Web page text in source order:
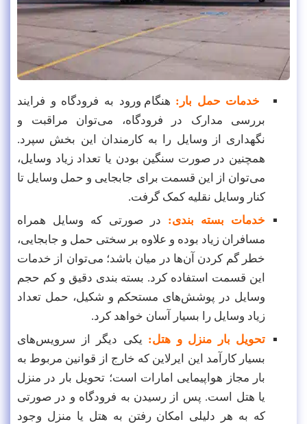
خدمات حمل بار: هنگام ورود به فرودگاه و فرایند
بررسی مدارک در فرودگاه، می‌توان مراقبت و
نگهداری از وسایل را به کارمندان این بخش سپرد.
همچنین در صورت سنگین بودن یا تعداد زیاد وسایل،
می‌توان از این قسمت برای جابجایی و حمل وسایل تا
کنار وسایل نقلیه کمک گرفت.
خدمات بسته بندی:
در صورتی که وسایل همراه
مسافران زیاد بوده و علاوه بر سختی حمل و جابجایی،
خطر گم کردن آن‌ها در میان باشد؛ می‌توان از خدمات
این قسمت استفاده کرد. بسته بندی دقیق و کم حجم
وسایل در پوشش‌های مستحکم و شکیل، حمل تعداد
زیاد وسایل را بسیار آسان خواهد کرد.
تحویل بار منزل و هتل: یکی دیگر از سرویس‌های
بسیار کارآمد این ایرلاین که خارج از قوانین مربوط به
بار مجاز هواپیمایی امارات است؛ تحویل بار در منزل
یا هتل است. پس از رسیدن به فرودگاه و در صورتی
که به هر دلیلی امکان رفتن به هتل یا منزل وجود